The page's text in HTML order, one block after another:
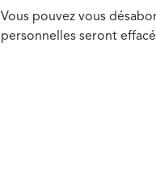
Vous pouvez vous
personnelles seront